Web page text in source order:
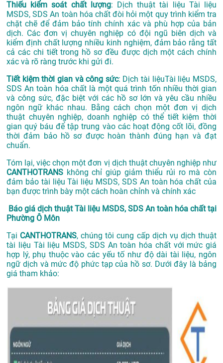
Thiếu kiểm soát chất lượng: Dịch thuật tài liệu Tài liệu
MSDS, SDS An toàn hóa chất đòi hỏi một quy trình kiểm tra
chặt chẽ để đảm bảo tính chính xác và phù hợp của bản
dịch. Các đơn vị chuyên nghiệp có đội ngũ biên dịch và
kiểm định chất lượng nhiều kinh nghiệm, đảm bảo rằng tất
cả các chi tiết trong hồ sơ đều được dịch một cách chính
xác và rõ ràng trước khi gửi đi.
Tiết kiệm thời gian và công sức: Dịch tài liệuTài liệu MSDS,
SDS An toàn hóa chất là một quá trình tốn nhiều thời gian
và công sức, đặc biệt với các hồ sơ lớn và yêu cầu nhiều
ngôn ngữ khác nhau. Bằng cách chọn một đơn vị dịch
thuật chuyên nghiệp, doanh nghiệp có thể tiết kiệm thời
gian quý báu để tập trung vào các hoạt động cốt lõi, đồng
thời đảm bảo hồ sơ được hoàn thành đúng hạn và đạt
chuẩn.
Tóm lại, việc chọn một đơn vị dịch thuật chuyên nghiệp như
CANTHOTRANS không chỉ giúp giảm thiểu rủi ro mà còn
đảm bảo tài liệu Tài liệu MSDS, SDS An toàn hóa chất của
bạn được trình bày một cách hoàn chỉnh và chính xác
Báo giá dịch thuật Tài liệu MSDS, SDS An toàn hóa chất tại
Phường Ô Môn
Tại CANTHOTRANS, chúng tôi cung cấp dịch vụ dịch thuật
tài liệu Tài liệu MSDS, SDS An toàn hóa chất với mức giá
hợp lý, phụ thuộc vào các yếu tố như độ dài tài liệu, ngôn
ngữ dịch và mức độ phức tạp của hồ sơ. Dưới đây là bảng
giá tham khảo: